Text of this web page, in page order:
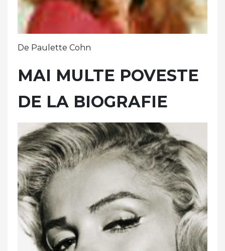
De Paulette Cohn
MAI MULTE POVESTE
DE LA BIOGRAFIE